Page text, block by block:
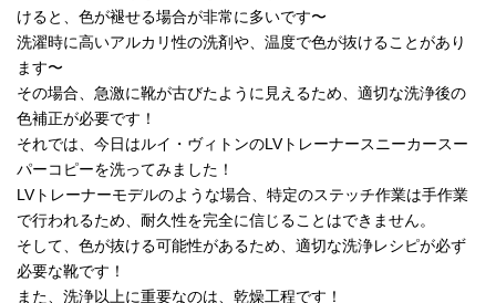
けると、色が褪せる場合が非常に多いです〜
洗濯時に高いアルカリ性の洗剤や、温度で色が抜けることがあり
ます〜
その場合、急激に靴が古びたように見えるため、適切な洗浄後の
色補正が必要です！
それでは、今日はルイ・ヴィトンのLVトレーナースニーカースー
パーコピーを洗ってみました！
LVトレーナーモデルのような場合、特定のステッチ作業は手作業
で行われるため、耐久性を完全に信じることはできません。
そして、色が抜ける可能性があるため、適切な洗浄レシピが必ず
必要な靴です！
また、洗浄以上に重要なのは、乾燥工程です！